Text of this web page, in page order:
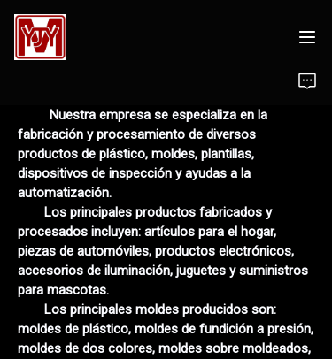
Nuestra empresa se especializa en la
fabricación y procesamiento de diversos
productos de plástico, moldes, plantillas,
dispositivos de inspección y ayudas a la
automatización.
Los principales productos fabricados y
procesados incluyen: artículos para el hogar,
piezas de automóviles, productos electrónicos,
accesorios de iluminación, juguetes y suministros
para mascotas.
Los principales moldes producidos son:
moldes de plástico, moldes de fundición a presión,
moldes de dos colores, moldes sobre moldeados,
Diseño de moldes
Moldes
Productos de plástico
Contáctenos